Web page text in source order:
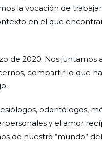
la vocación de
en el que
de 2020. Nos juntamos
compartir lo que
odontólogos,
y el amor
de nuestro “mundo”